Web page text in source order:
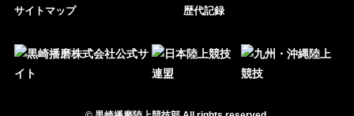
歴代記録
サイトマップ